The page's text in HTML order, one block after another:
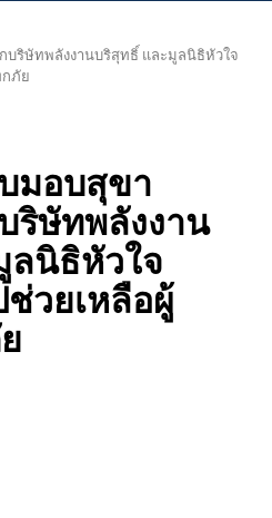
บริษัทพลังงานบริสุทธิ์ และมูลนิธิหัวใจ
กภัย
มอบสุขา
ริษัทพลังงาน
ลนิธิหัวใจ
วยเหลือผู้